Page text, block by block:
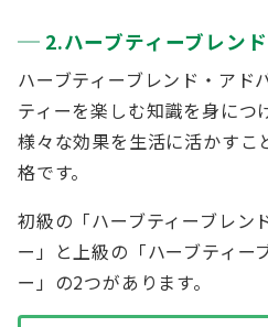
2.ハーブティーブレン
ハーブティーブレンド・アド
ティーを楽しむ知識を身につ
様々な効果を生活に活かすこ
格です。
初級の「ハーブティーブレン
ー」と上級の「ハーブティー
ー」の2つがあります。